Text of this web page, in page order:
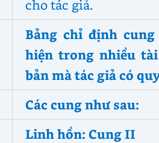
cho tác giả.
Bảng chỉ định
hiện trong nhiều
bản mà tác giả có
Các cung như sau:
Linh hồn: Cung II